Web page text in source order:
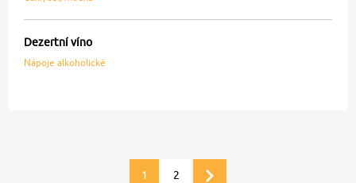
Dezertní víno
Nápoje alkoholické
1 2
Další